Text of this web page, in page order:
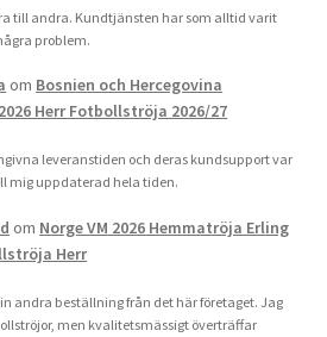
till andra. Kundtjänsten har som alltid varit
problem.
om Bosnien och Hercegovina
Herr Fotbollströja 2026/27
leveranstiden och deras kundsupport var
mig uppdaterad hela tiden.
om Norge VM 2026 Hemmatröja Erling
Herr
andra beställning från det här företaget. Jag
men kvalitetsmässigt överträffar